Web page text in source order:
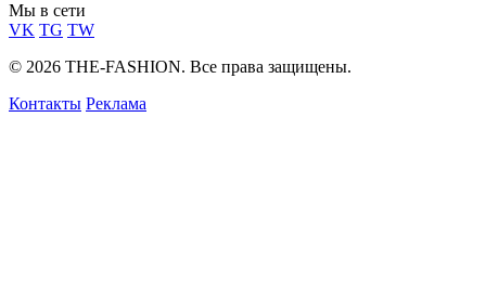
Мы в сети
VK TG TW
© 2026 THE-FASHION. Все права защищены.
Контакты Реклама